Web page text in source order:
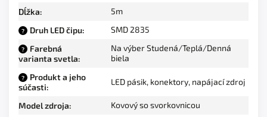
Dĺžka: 5m
? Druh LED čipu: SMD 2835
?
Farebná
varianta svetla:
Na výber Studená/Teplá/Denná
biela
?
Produkt a jeho
súčasti:
LED pásik, konektory, napájací zdroj
Model zdroja:
Kovový so svorkovnicou